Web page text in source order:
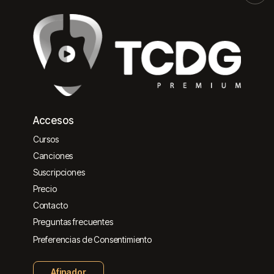
Accesos
Cursos
Canciones
Suscripciones
Precio
Contacto
Preguntas frecuentes
Preferencias de Consentimiento
Afinador